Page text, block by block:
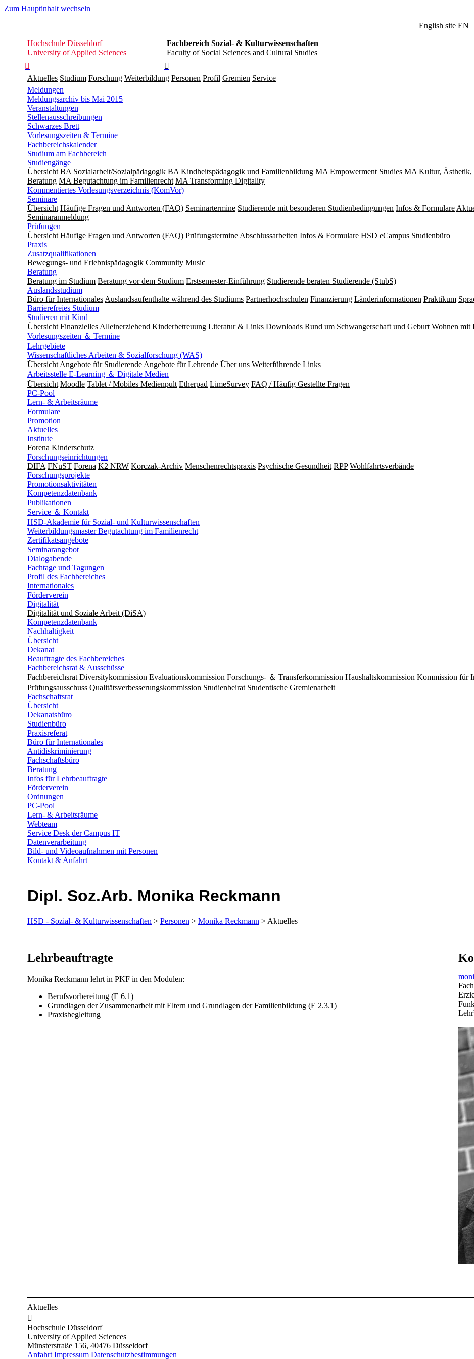
Zum Hauptinhalt wechseln
Hochschule
Düsseldorf
Hochschule Düsseldorf
University of Applied Sciences
Fachbereich Sozial- & Kulturwissenschaften
Faculty of Social Sciences and Cultural Studies


English site EN
Aktuelles Studium Forschung Weiterbildung Personen Profil Gremien Service
Meldungen
Meldungsarchiv bis Mai 2015
Veranstaltungen
Stellenausschreibungen
Schwarzes Brett
Vorlesungszeiten & Termine
Fachbereichskalender
Studium am Fachbereich
Studiengänge
Übersicht BA Sozialarbeit/Sozialpädagogik BA Kindheitspädagogik und Familienbildung MA Empowerment Studies MA Kultur, Ästhetik,
Beratung MA Begut­ach­tung im Fami­lien­recht MA Transforming Digitality
Kommentiertes Vorlesungsverzeichnis (KomVor)
Seminare
Übersicht Häufige Fragen und Antworten (FAQ) Seminartermine Studierende mit besonderen Studienbedingungen Infos & Formulare
Seminaranmeldung
Prüfungen
Übersicht Häufige Fragen und Antworten (FAQ) Prüfungstermine Abschlussarbeiten Infos & Formulare HSD eCampus Studienbüro
Praxis
Zusatzqualifikationen
Bewegungs- und Erlebnispädagogik Community Music
Beratung
Beratung im Studium Beratung vor dem Studium Erstsemester-Einführung Studierende beraten Studierende (StubS)
Auslandsstudium
Büro für Internationales Auslandsaufenthalte während des Studiums Partnerhochschulen Finanzierung Länderinformationen Praktikum
Barrierefreies Studium
Studieren mit Kind
Übersicht Finanzielles Alleinerziehend Kinderbetreuung Literatur & Links Downloads Rund um Schwangerschaft und Geburt Wohnen mit
Vorlesungszeiten ＆ Termine
Lehrgebiete
Wissenschaftliches Arbeiten & Sozialforschung (WAS)
Übersicht Angebote für Studierende Angebote für Lehrende Über uns Weiterführende Links
Arbeitsstelle E-Learning ＆ Digitale Medien
Übersicht Moodle Tablet / Mobiles Medienpult Etherpad LimeSurvey FAQ / Häufig Gestellte Fragen
PC-Pool
Lern- & Arbeitsräume
Formulare
Promotion
Aktuelles
Institute
Forena Kinderschutz
Forschungseinrichtungen
DIFA FNuST Forena K2 NRW Korczak-Archiv Men­schen­rechts­praxis Psy­chische Gesund­heit RPP Wohlfahrts­verbände
Forschungsprojekte
Promotionsaktivitäten
Kompetenzdatenbank
Publikationen
Service ＆ Kontakt
HSD-Akademie für Sozial- und Kulturwissenschaften
Weiterbildungsmaster Begutachtung im Familienrecht
Zertifikatsangebote
Seminarangebot
Dialogabende
Fachtage und Tagungen
Profil des Fachbereiches
Internationales
Förderverein
Digitalität
Digitalität und Soziale Arbeit (DiSA)
Kompetenzdatenbank
Nachhaltigkeit
Übersicht
Dekanat
Beauftragte des Fachbereiches
Fachbereichsrat & Ausschüsse
Fachbereichsrat Diversitykommission Evaluationskommission Forschungs- ＆ Transferkommission Haushaltskommission Kommission für
Prüfungsausschuss Qualitätsverbesserungskommission Studienbeirat Studentische Gremienarbeit
Fachschaftsrat
Übersicht
Dekanatsbüro
Studienbüro
Praxisreferat
Büro für Internationales
Antidiskriminierung
Fachschaftsbüro
Beratung
Infos für Lehrbeauftragte
Förderverein
Ordnungen
PC-Pool
Lern- & Arbeitsräume
Webteam
Service Desk der Campus IT
Datenverarbeitung
Bild- und Videoaufnahmen mit Personen
Kontakt & Anfahrt
Dipl. Soz.Arb. Monika Reckmann
HSD - Sozial- & Kulturwissenschaften > Personen > Monika Reckmann > Aktuelles
​​​​​​​​​Lehrbeauftragte
Monika Reckmann lehrt in PKF in den Modulen:
Berufsvorbereitung (E 6.1)
​Grundlagen der Zusammenarbeit mit Eltern und Grundlagen der Familienbildung (E 2.3.1)
Praxisbegleitung​
Aktuelles

Hochschule Düsseldorf
University of Applied Sciences
Münsterstraße 156, 40476 Düsseldorf
Anfahrt Impressum Datenschutzbestimmungen